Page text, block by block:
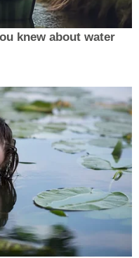
knew about water